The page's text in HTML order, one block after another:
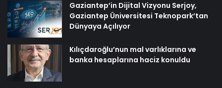
Gaziantep’in Dijital Vizyonu Serjoy,
Gaziantep Üniversitesi Teknopark’tan
Dünyaya Açılıyor
Kılıçdaroğlu’nun mal varlıklarına ve
banka hesaplarına haciz konuldu